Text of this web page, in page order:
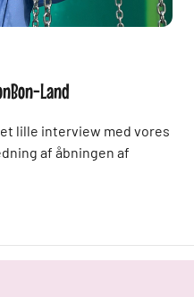
Land
lille interview med vores
af åbningen af